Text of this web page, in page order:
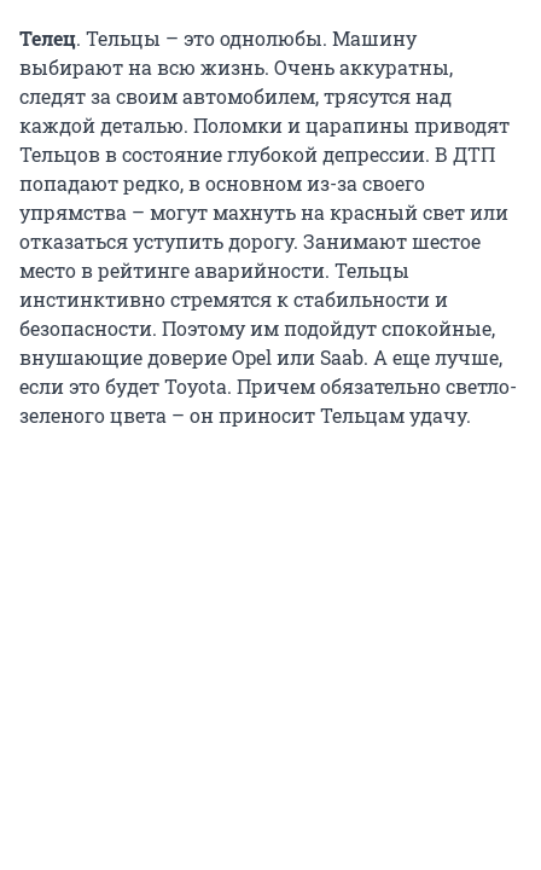
Телец. Тельцы – это однолюбы. Машину
выбирают на всю жизнь. Очень аккуратны,
следят за своим автомобилем, трясутся над
каждой деталью. Поломки и царапины приводят
Тельцов в состояние глубокой депрессии. В ДТП
попадают редко, в основном из-за своего
упрямства – могут махнуть на красный свет или
отказаться уступить дорогу. Занимают шестое
место в рейтинге аварийности. Тельцы
инстинктивно стремятся к стабильности и
безопасности. Поэтому им подойдут спокойные,
внушающие доверие Opel или Saab. А еще лучше,
если это будет Toyota. Причем обязательно светло-
зеленого цвета – он приносит Тельцам удачу.